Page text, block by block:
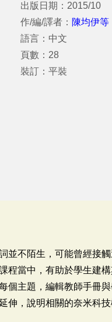
出版日期：2015/10
作/編/譯者： 陳均伊等
語言：中文
頁數：28
裝訂：平裝
並不陌生，可能曾經接
程當中，有助於學生建
個主題，編輯教師手冊
伸，說明相關的奈米科技